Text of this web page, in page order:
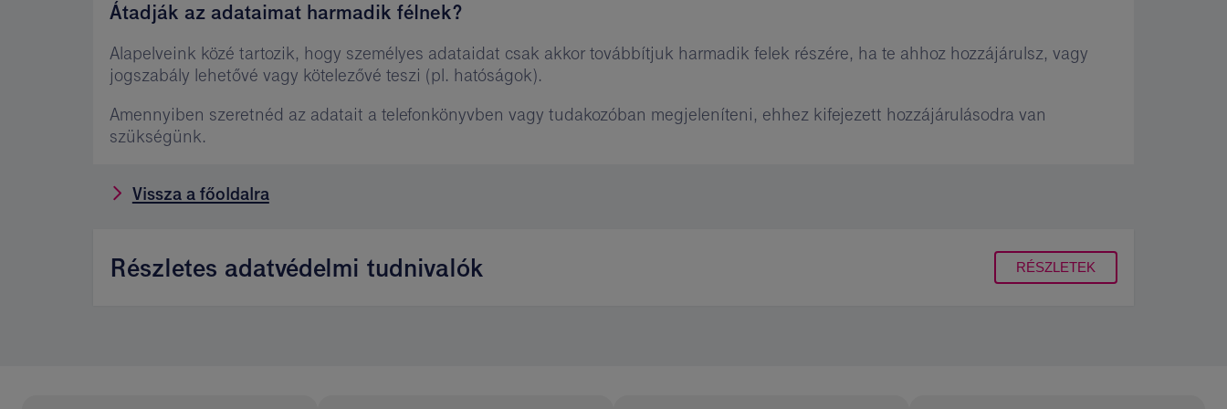
Átadják az adataimat harmadik félnek?
Alapelveink közé tartozik, hogy személyes adataidat csak akkor továbbítjuk harmadik felek részére, ha te ahhoz hozzájárulsz, vagy
jogszabály lehetővé vagy kötelezővé teszi (pl. hatóságok).
Amennyiben szeretnéd az adatait a telefonkönyvben vagy tudakozóban megjeleníteni, ehhez kifejezett hozzájárulásodra van
szükségünk.
Vissza a főoldalra
Részletes adatvédelmi tudnivalók RÉSZLETEK